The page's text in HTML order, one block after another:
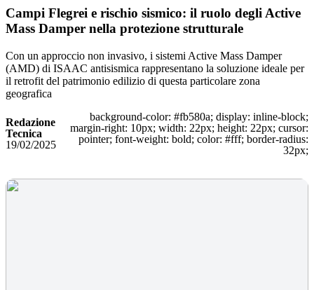
Campi Flegrei e rischio sismico: il ruolo degli Active
Mass Damper nella protezione strutturale
Con un approccio non invasivo, i sistemi Active Mass Damper
(AMD) di ISAAC antisismica rappresentano la soluzione ideale per
il retrofit del patrimonio edilizio di questa particolare zona
geografica
Redazione
Tecnica
19/02/2025
background-color: #fb580a; display: inline-block;
margin-right: 10px; width: 22px; height: 22px; cursor:
pointer; font-weight: bold; color: #fff; border-radius:
32px;